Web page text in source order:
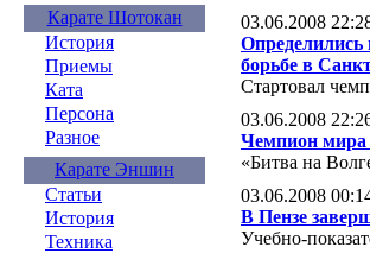
Карате Шотокан
История
Приемы
Ката
Персона
Разное
Карате Эншин
Статьи
История
Техника
03.06.2008
Определились
борьбе в
Стартовал
03.06.2008
Чемпион мира
«Битва на
03.06.2008
В Пензе
Учебно-